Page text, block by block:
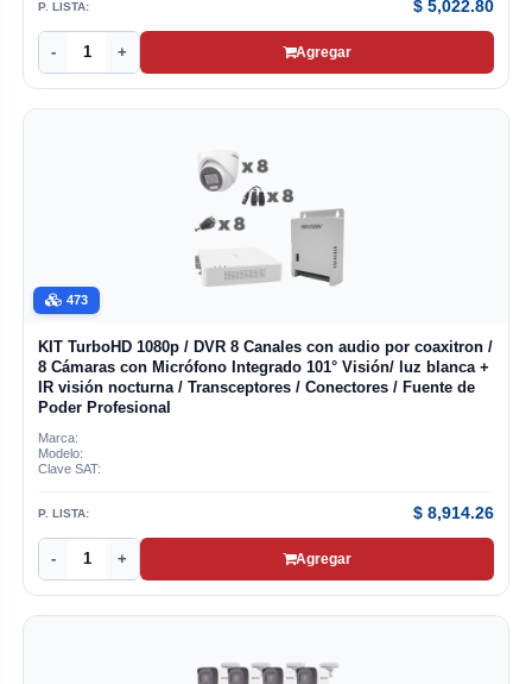
P. LISTA: $ 5,022.80
- + Agregar
473
KIT TurboHD 1080p / DVR 8 Canales con audio por coaxitron /
8 Cámaras con Micrófono Integrado 101° Visión/ luz blanca +
IR visión nocturna / Transceptores / Conectores / Fuente de
Poder Profesional
Marca:
Modelo:
Clave SAT:
P. LISTA: $ 8,914.26
- + Agregar